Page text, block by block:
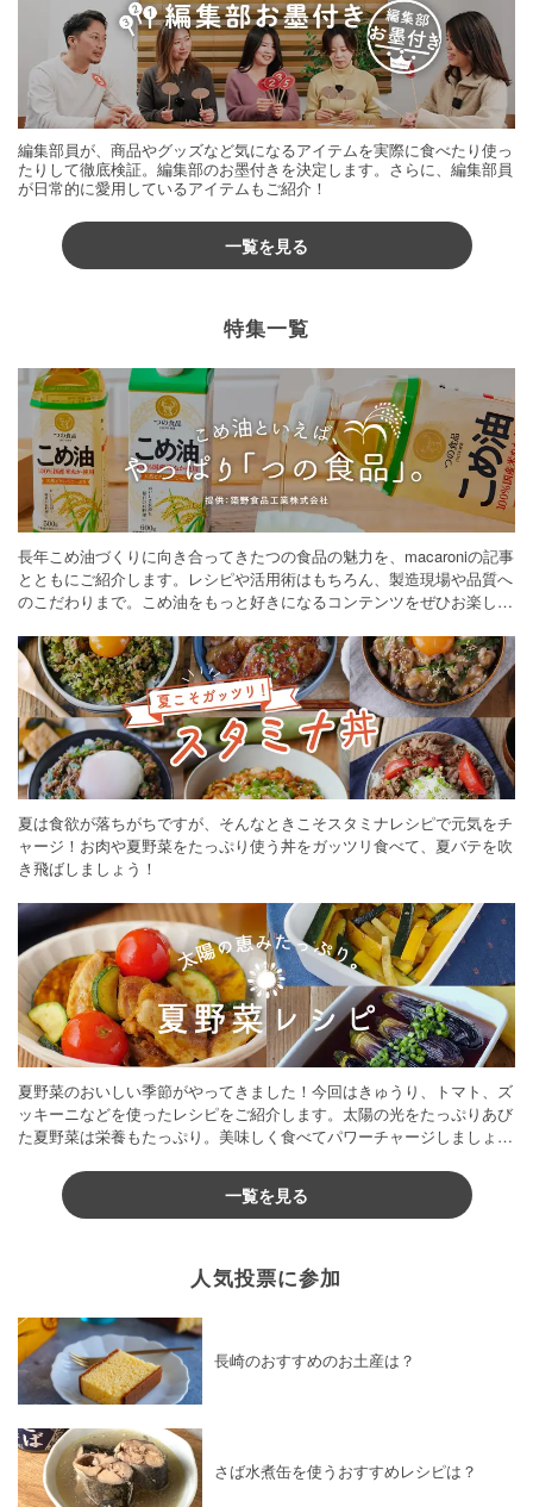
編集部員が、商品やグッズなど気になるアイテムを実際に食べたり使っ
たりして徹底検証。編集部のお墨付きを決定します。さらに、編集部員
が日常的に愛用しているアイテムもご紹介！
一覧を見る
特集一覧
長年こめ油づくりに向き合ってきたつの食品の魅力を、macaroniの記事
とともにご紹介します。レシピや活用術はもちろん、製造現場や品質へ
のこだわりまで。こめ油をもっと好きになるコンテンツをぜひお楽しみ
夏は食欲が落ちがちですが、そんなときこそスタミナレシピで元気をチ
ャージ！お肉や夏野菜をたっぷり使う丼をガッツリ食べて、夏バテを吹
き飛ばしましょう！
夏野菜のおいしい季節がやってきました！今回はきゅうり、トマト、ズ
ッキーニなどを使ったレシピをご紹介します。太陽の光をたっぷりあび
た夏野菜は栄養もたっぷり。美味しく食べてパワーチャージしましょう
一覧を見る
人気投票に参加
長崎のおすすめのお土産は？
さば水煮缶を使うおすすめレシピは？